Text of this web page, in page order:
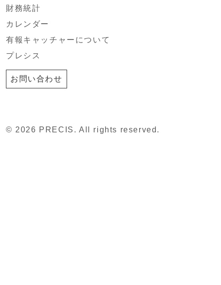
財務統計
カレンダー
有報キャッチャーについて
プレシス
お問い合わせ
© 2026 PRECIS. All rights reserved.